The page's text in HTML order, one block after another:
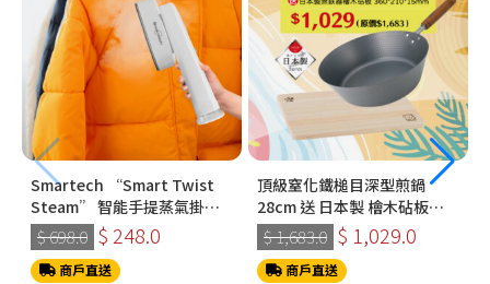
Smartech “Smart Twist
Steam” 智能手提蒸氣掛燙
機 (SS-8108)
$ 698.0 $ 248.0
商戶直送
頂級窒化鐵槌目深型煎鍋
28cm 送 日本製 檜木砧板
360*210*15mm
$ 1,683.0 $ 1,029.0
商戶直送